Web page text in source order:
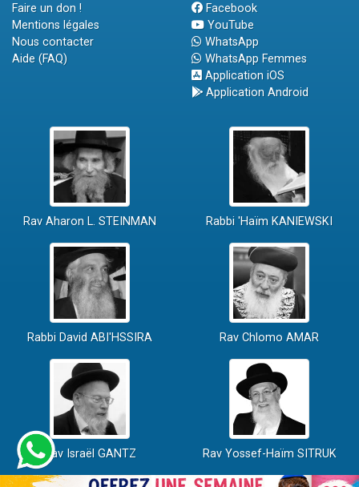
Faire un don !
Mentions légales
Nous contacter
Aide (FAQ)
Facebook
YouTube
WhatsApp
WhatsApp Femmes
Application iOS
Application Android
Rav Aharon L. STEINMAN Rabbi 'Haïm KANIEWSKI
Rabbi David ABI'HSSIRA Rav Chlomo AMAR
Rav Israël GANTZ Rav Yossef-Haïm SITRUK